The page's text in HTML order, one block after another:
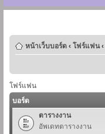
หน้าเว็บบอร์ด ‹ โฟร์แฟน ‹
โฟร์แฟน
บอร์ด
ตารางงาน
อัพเดทตารางงาน